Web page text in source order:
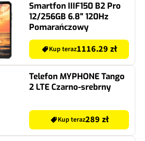
Smartfon IIIF150 B2 Pro
12/256GB 6.8" 120Hz
Pomarańczowy
Kup teraz1116.29 zł
Telefon MYPHONE Tango
2 LTE Czarno-srebrny
Kup teraz289 zł